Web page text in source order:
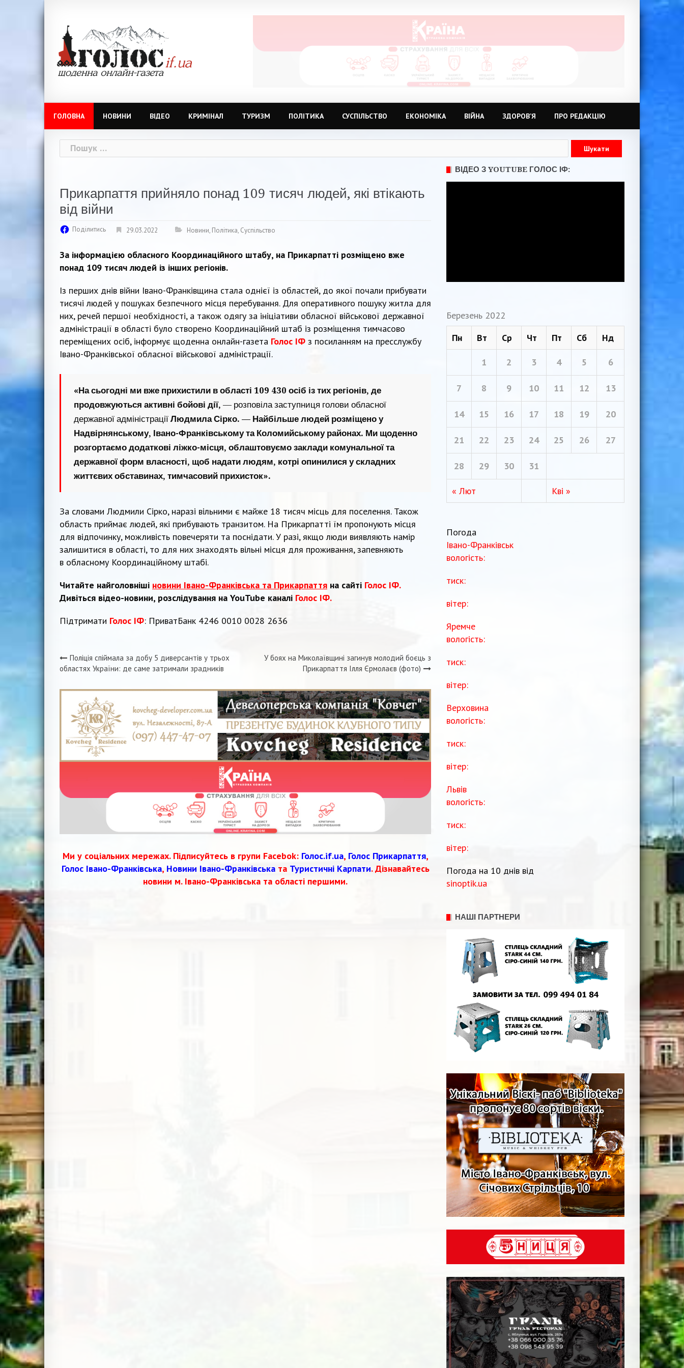
ГОЛОВНА НОВИНИ ВІДЕО КРИМІНАЛ ТУРИЗМ ПОЛІТИКА СУСПІЛЬСТВО ЕКОНОМІКА ВІЙНА ЗДОРОВ’Я ПРО РЕДАКЦІЮ
Пошук:
Прикарпаття прийняло понад 109 тисяч людей, які втікають
від війни
Поділитись 29.03.2022 Новини, Політика, Суспільство
За інформацією обласного Координаційного штабу, на Прикарпатті розміщено вже
понад 109 тисяч людей із інших регіонів.
Із перших днів війни Івано-Франківщина стала однієї із областей, до якої почали прибувати
тисячі людей у пошуках безпечного місця перебування. Для оперативного пошуку житла для
них, речей першої необхідності, а також одягу за ініціативи обласної військової державної
адміністрації в області було створено Координаційний штаб із розміщення тимчасово
переміщених осіб, інформує щоденна онлайн-газета Голос ІФ з посиланням на пресслужбу
Івано-Франківської обласної військової адміністрації.
«На сьогодні ми вже прихистили в області 109 430 осіб із тих регіонів, де
продовжуються активні бойові дії, — розповіла заступниця голови обласної
державної адміністрації Людмила Сірко. — Найбільше людей розміщено у
Надвірнянському, Івано-Франківському та Коломийському районах. Ми щоденно
розгортаємо додаткові ліжко-місця, облаштовуємо заклади комунальної та
державної форм власності, щоб надати людям, котрі опинилися у складних
життєвих обставинах, тимчасовий прихисток».
За словами Людмили Сірко, наразі вільними є майже 18 тисяч місць для поселення. Також
область приймає людей, які прибувають транзитом. На Прикарпатті їм пропонують місця
для відпочинку, можливість повечеряти та поснідати. У разі, якщо люди виявляють намір
залишитися в області, то для них знаходять вільні місця для проживання, запевняють
в обласному Координаційному штабі.
Читайте найголовніші новини Івано-Франківська та Прикарпаття на сайті Голос ІФ.
Дивіться відео-новини, розслідування на YouTube каналі Голос ІФ.
Підтримати Голос ІФ: ПриватБанк 4246 0010 0028 2636
Навігація
записів
Поліція спіймала за добу 5 диверсантів у трьох
областях України: де саме затримали зрадників
У боях на Миколаївщині загинув молодий боєць з
Прикарпаття Ілля Єрмолаєв (фото)
Ми у соціальних мережах. Підписуйтесь в групи Facebok: Голос.if.ua, Голос Прикарпаття,
Голос Івано-Франківська, Новини Івано-Франківськата Туристичні Карпати. Дізнавайтесь
новини м. Івано-Франківська та області першими.
ВІДЕО З YOUTUBE ГОЛОС ІФ:
Березень 2022
Пн
Вт Ср Чт Пт Сб Нд
« Лют Кві »
1 2 3 4 5 6
7 8 9 10 11 12 13
14 15 16 17 18 19 20
21 22 23 24 25 26 27
28 29 30 31
Погода
Івано-Франківськ
вологість:
тиск:
вітер:
Яремче
вологість:
тиск:
вітер:
Верховина
вологість:
тиск:
вітер:
Львів
вологість:
тиск:
вітер:
Погода на 10 днів від
sinoptik.ua
НАШІ ПАРТНЕРИ